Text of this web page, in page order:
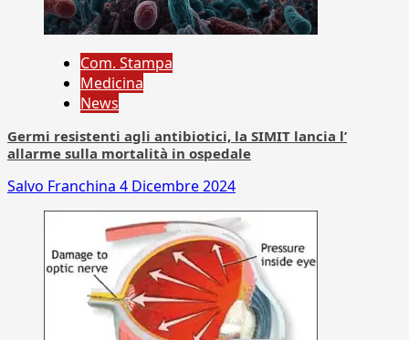
Com. Stampa
Medicina
News
Germi resistenti agli antibiotici, la SIMIT lancia l’
allarme sulla mortalità in ospedale
Salvo Franchina 4 Dicembre 2024